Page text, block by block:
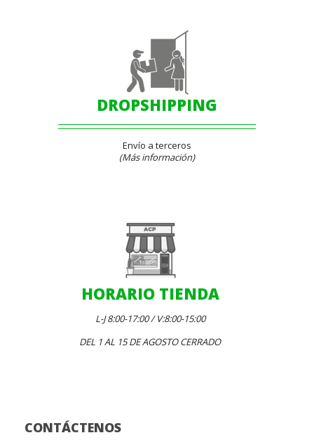
DROPSHIPPING
Envío a terceros
(Más información)
HORARIO TIENDA
L-J 8:00-17:00 / V:8:00-15:00
DEL 1 AL 15 DE AGOSTO CERRADO
CONTÁCTENOS